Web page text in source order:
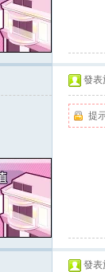
發表
提
發表